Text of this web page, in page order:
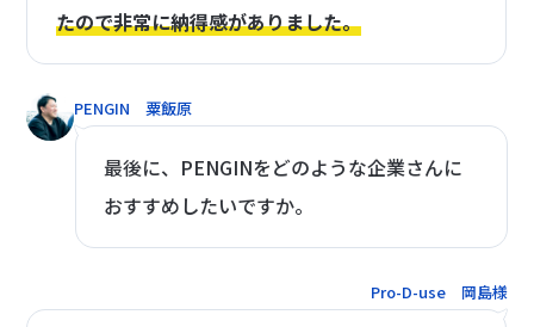
たので非常に納得感がありました。
PENGIN 粟飯原
最後に、PENGINをどのような企業さんに
おすすめしたいですか。
Pro-D-use 岡島様